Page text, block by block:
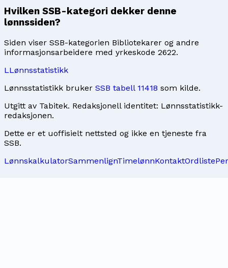
Hvilken SSB-kategori dekker denne
lønnssiden?
Siden viser SSB-kategorien Bibliotekarer og andre
informasjonsarbeidere med yrkeskode 2622.
LLønnsstatistikk
Lønnsstatistikk bruker SSB tabell 11418 som kilde.
Utgitt av Tabitek. Redaksjonell identitet: Lønnsstatistikk-
redaksjonen.
Dette er et uoffisielt nettsted og ikke en tjeneste fra
SSB.
LønnskalkulatorSammenlignTimelønnKontaktOrdliste